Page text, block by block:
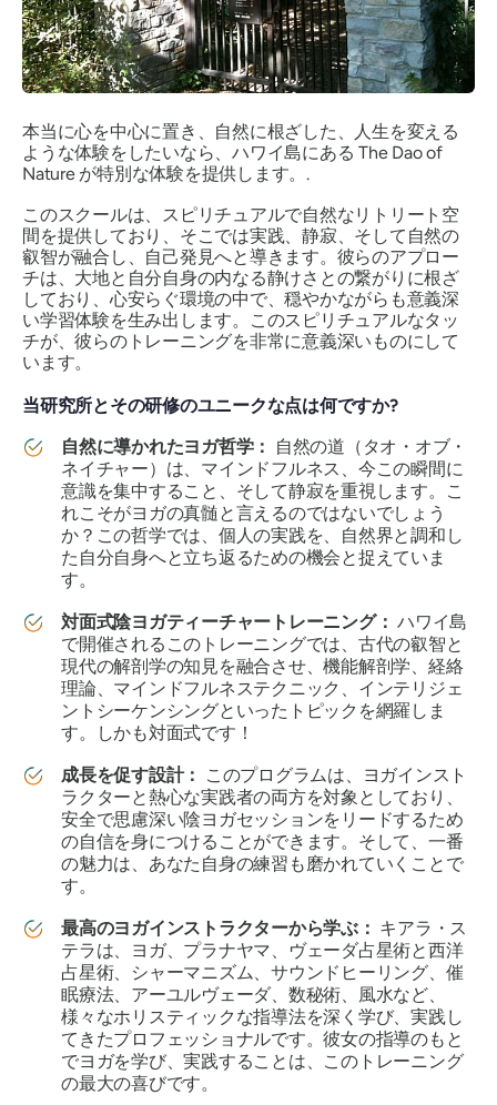
本当に心を中心に置き、自然に根ざした、人生を変える
ような体験をしたいなら、ハワイ島にある The Dao of
Nature が特別な体験を提供します。.
このスクールは、スピリチュアルで自然なリトリート空
間を提供しており、そこでは実践、静寂、そして自然の
叡智が融合し、自己発見へと導きます。彼らのアプロー
チは、大地と自分自身の内なる静けさとの繋がりに根ざ
しており、心安らぐ環境の中で、穏やかながらも意義深
い学習体験を生み出します。このスピリチュアルなタッ
チが、彼らのトレーニングを非常に意義深いものにして
います。
当研究所とその研修のユニークな点は何ですか?
自然に導かれたヨガ哲学：
自然の道（タオ・オブ・
ネイチャー）は、マインドフルネス、今この瞬間に
意識を集中すること、そして静寂を重視します。こ
れこそがヨガの真髄と言えるのではないでしょう
か？この哲学では、個人の実践を、自然界と調和し
た自分自身へと立ち返るための機会と捉えていま
す。
対面式陰ヨガティーチャートレーニング： ハワイ島
で開催されるこのトレーニングでは、古代の叡智と
現代の解剖学の知見を融合させ、機能解剖学、経絡
理論、マインドフルネステクニック、インテリジェ
ントシーケンシングといったトピックを網羅しま
す。しかも対面式です！
成長を促す設計：
このプログラムは、ヨガインスト
ラクターと熱心な実践者の両方を対象としており、
安全で思慮深い陰ヨガセッションをリードするため
の自信を身につけることができます。そして、一番
の魅力は、あなた自身の練習も磨かれていくことで
す。
最高のヨガインストラクターから学ぶ： キアラ・ス
テラは、ヨガ、プラナヤマ、ヴェーダ占星術と西洋
占星術、シャーマニズム、サウンドヒーリング、催
眠療法、アーユルヴェーダ、数秘術、風水など、
様々なホリスティックな指導法を深く学び、実践し
てきたプロフェッショナルです。彼女の指導のもと
でヨガを学び、実践することは、このトレーニング
の最大の喜びです。